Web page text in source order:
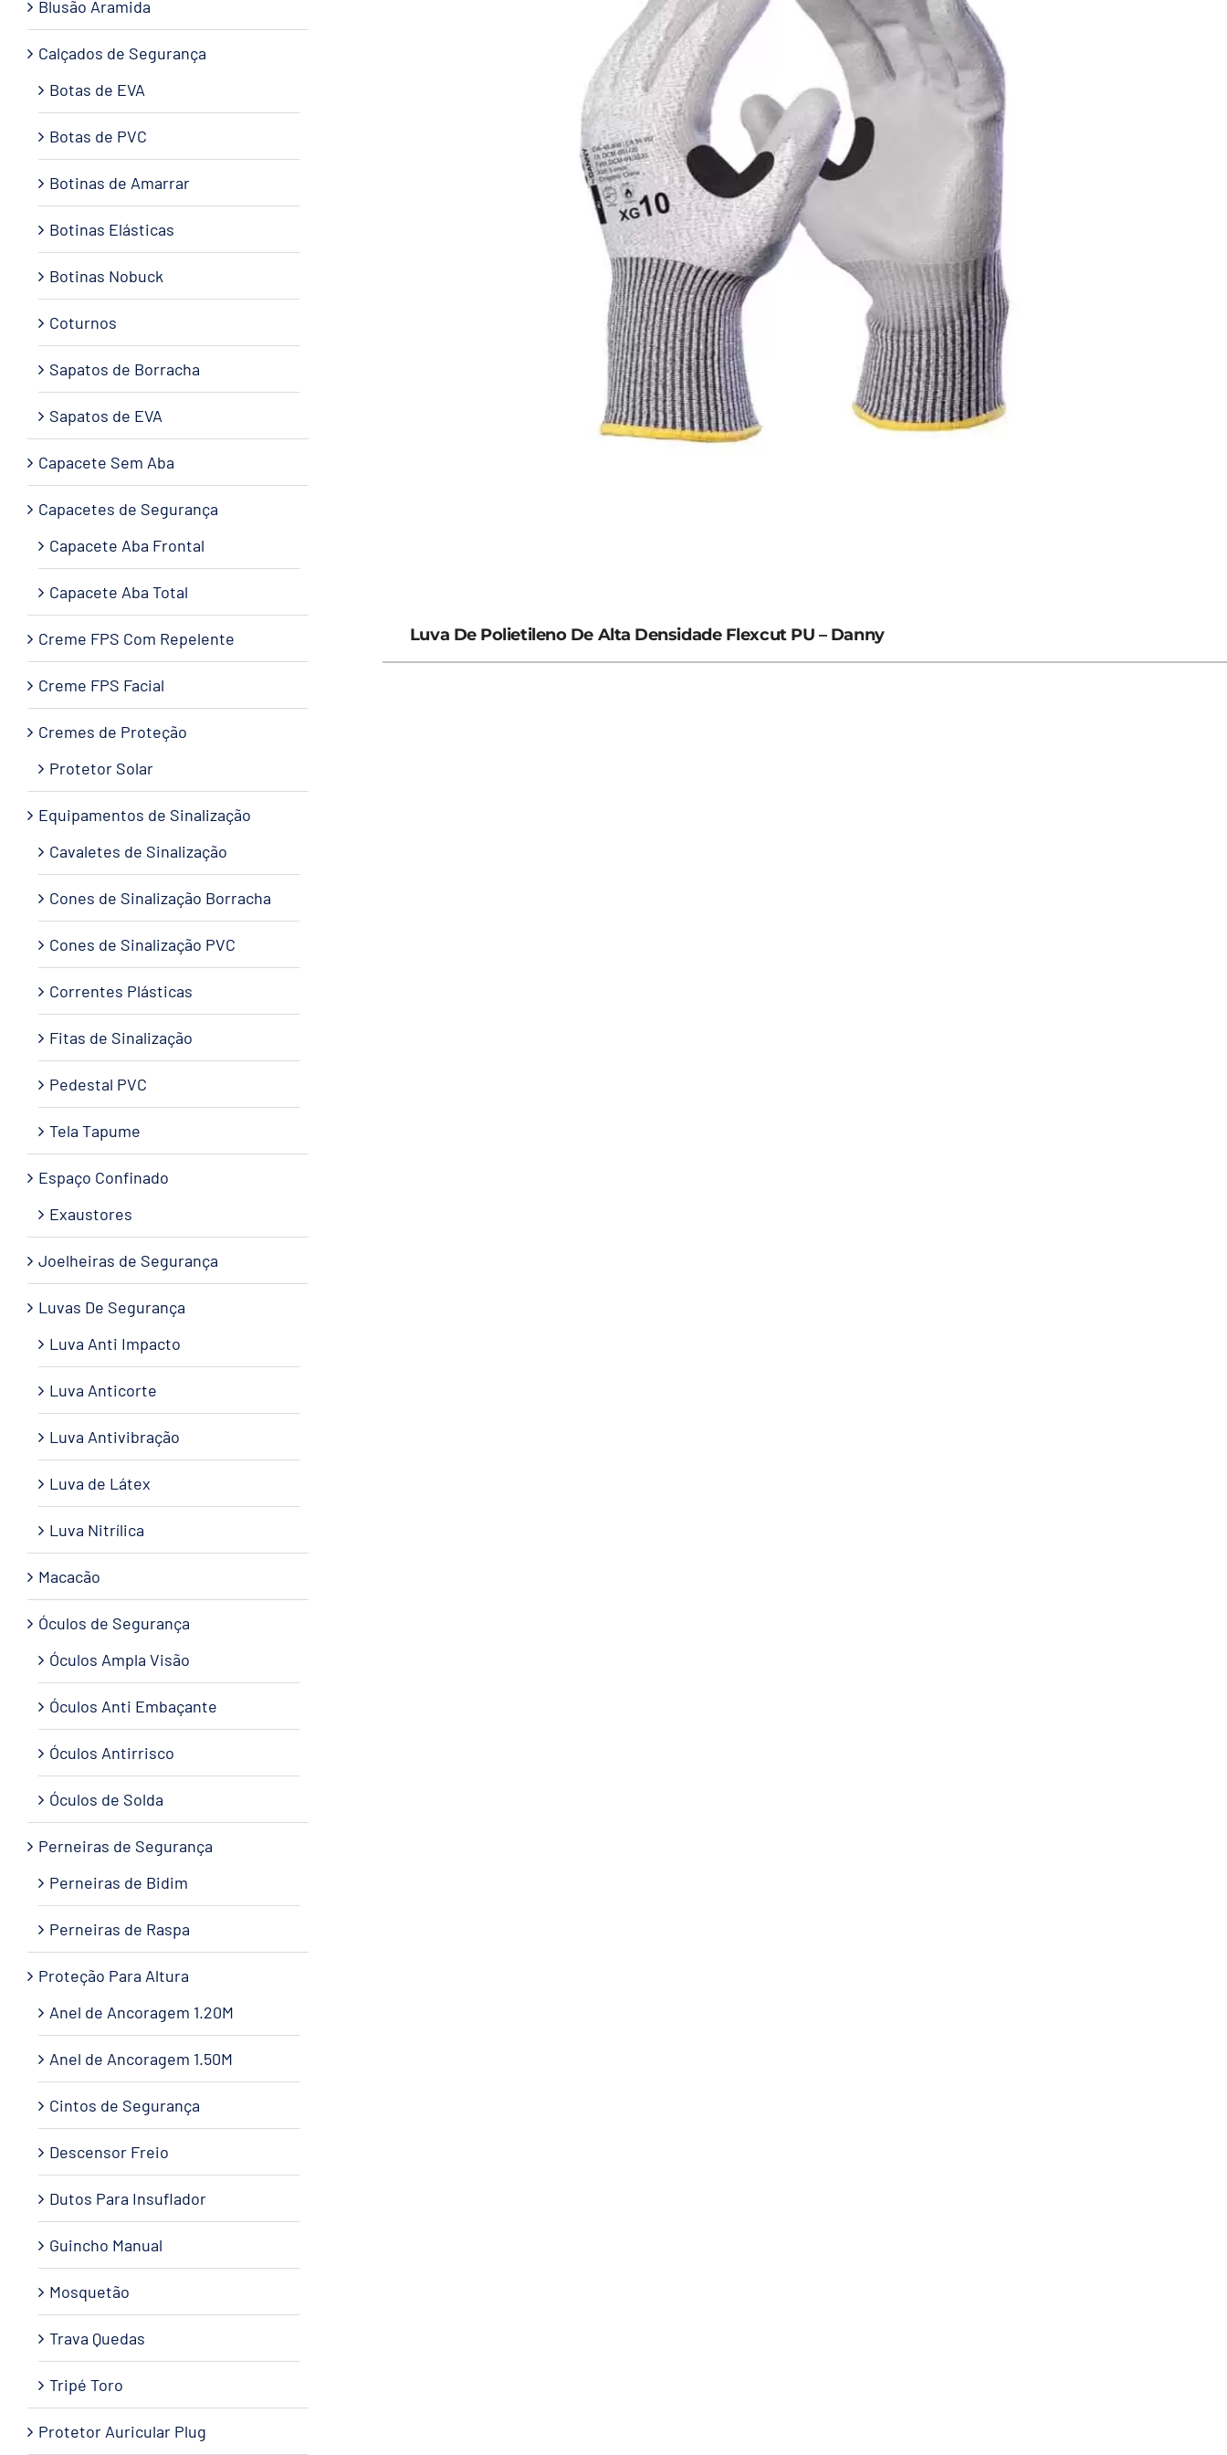
Luva De Polietileno De Alta Densidade Flexcut PU – Danny
Blusão Aramida
Calçados de Segurança
Botas de EVA
Botas de PVC
Botinas de Amarrar
Botinas Elásticas
Botinas Nobuck
Coturnos
Sapatos de Borracha
Sapatos de EVA
Capacete Sem Aba
Capacetes de Segurança
Capacete Aba Frontal
Capacete Aba Total
Creme FPS Com Repelente
Creme FPS Facial
Cremes de Proteção
Protetor Solar
Equipamentos de Sinalização
Cavaletes de Sinalização
Cones de Sinalização Borracha
Cones de Sinalização PVC
Correntes Plásticas
Fitas de Sinalização
Pedestal PVC
Tela Tapume
Espaço Confinado
Exaustores
Joelheiras de Segurança
Luvas De Segurança
Luva Anti Impacto
Luva Anticorte
Luva Antivibração
Luva de Látex
Luva Nitrílica
Macacão
Óculos de Segurança
Óculos Ampla Visão
Óculos Anti Embaçante
Óculos Antirrisco
Óculos de Solda
Perneiras de Segurança
Perneiras de Bidim
Perneiras de Raspa
Proteção Para Altura
Anel de Ancoragem 1.20M
Anel de Ancoragem 1.50M
Cintos de Segurança
Descensor Freio
Dutos Para Insuflador
Guincho Manual
Mosquetão
Trava Quedas
Tripé Toro
Protetor Auricular Plug